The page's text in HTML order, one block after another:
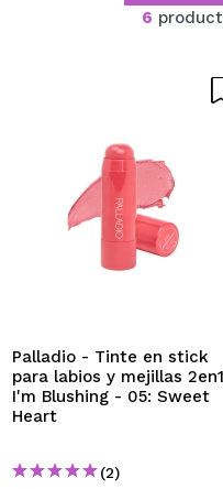
No tengo cuenta aquí
QUIERO
tus compras
pedidos y consultar tus
6
Palladio - Tinte en stick
para labios y mejillas 2en1
I'm Blushing - 05: Sweet
Heart
(2)